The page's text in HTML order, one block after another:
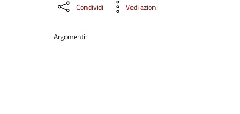
Condividi Vedi azioni
Argomenti: